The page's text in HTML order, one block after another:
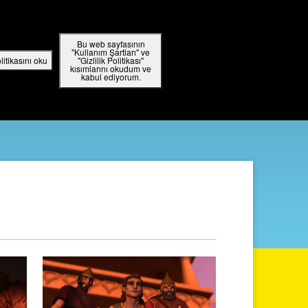
oku
Bu web sayfasının
"Kullanım Şartları" ve
"Gizlilik Politikası"
kısımlarını okudum ve
kabul ediyorum.
UYGULAMA